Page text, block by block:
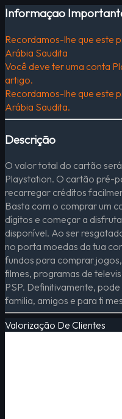
Informaçao
Recordamos-lhe que este
Arábia Saudita
Você deve ter uma conta
artigo.
Recordamos-lhe que este
Arábia Saudita.
Descrição
O valor total do cartão
Playstation. O cartão pré-
recarregar créditos
Basta com o comprar um
dígitos e começar a
disponível. Ao ser
no porta moedas da tua
fundos para comprar
filmes, programas de
PSP. Definitivamente,
familia, amigos e para ti
Valorização De Clientes